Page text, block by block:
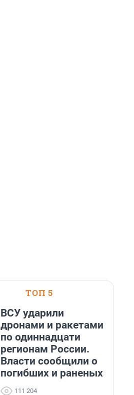
ТОП 5
ВСУ ударили
дронами и ракетами
по одиннадцати
регионам России.
Власти сообщили о
погибших и раненых
111 204